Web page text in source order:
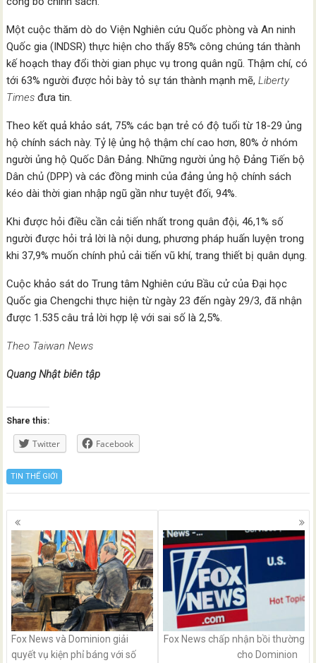
Một cuộc thăm dò do Viện Nghiên cứu Quốc phòng và An ninh
Quốc gia (INDSR) thực hiện cho thấy 85% công chúng tán thành
kế hoạch thay đổi thời gian phục vụ trong quân ngũ. Thậm chí, có
tới 63% người được hỏi bày tỏ sự tán thành mạnh mẽ,Liberty
Times đưa tin.
Theo kết quả khảo sát, 75% các bạn trẻ có độ tuổi từ 18-29 ủng
hộ chính sách này. Tỷ lệ ủng hộ thậm chí cao hơn, 80% ở nhóm
người ủng hộ Quốc Dân Đảng. Những người ủng hộ Đảng Tiến bộ
Dân chủ (DPP) và các đồng minh của đảng ủng hộ chính sách
kéo dài thời gian nhập ngũ gần như tuyệt đối, 94%.
Khi được hỏi điều cần cải tiến nhất trong quân đội, 46,1% số
người được hỏi trả lời là nội dung, phương pháp huấn luyện trong
khi 37,9% muốn chính phủ cải tiến vũ khí, trang thiết bị quân dụng.
Cuộc khảo sát do Trung tâm Nghiên cứu Bầu cử của Đại học
Quốc gia Chengchi thực hiện từ ngày 23 đến ngày 29/3, đã nhận
được 1.535 câu trả lời hợp lệ với sai số là 2,5%.
Theo Taiwan News
Quang Nhật biên tập
Share this:
Twitter Facebook
TIN THẾ GIỚI
Posts
navigation
Fox News và Dominion giải
quyết vụ kiện phỉ báng với số
Fox News chấp nhận bồi thường
cho Dominion